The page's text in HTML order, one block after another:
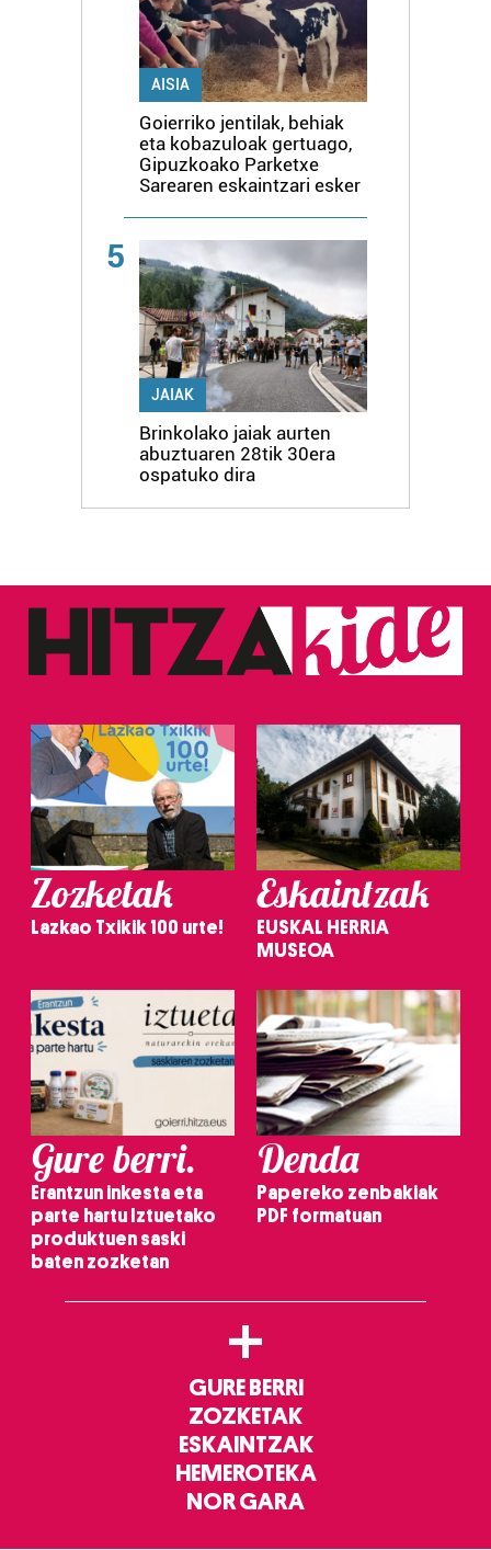
AISIA
Goierriko jentilak, behiak
eta kobazuloak gertuago,
Gipuzkoako Parketxe
Sarearen eskaintzari esker
5
JAIAK
Brinkolako jaiak aurten
abuztuaren 28tik 30era
ospatuko dira
Zozketak
Lazkao Txikik 100 urte!
Eskaintzak
EUSKAL HERRIA
MUSEOA
Gure berri.
Erantzun inkesta eta
parte hartu Iztuetako
produktuen saski
baten zozketan
Denda
Papereko zenbakiak
PDF formatuan
+
GURE BERRI
ZOZKETAK
ESKAINTZAK
HEMEROTEKA
NOR GARA